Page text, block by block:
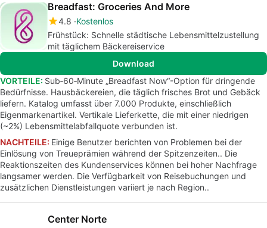
Breadfast: Groceries And More
4.8 Kostenlos
Frühstück: Schnelle städtische Lebensmittelzustellung
mit täglichem Bäckereiservice
Download
VORTEILE: Sub‑60‑Minute „Breadfast Now“-Option für dringende
Bedürfnisse. Hausbäckereien, die täglich frisches Brot und Gebäck
liefern. Katalog umfasst über 7.000 Produkte, einschließlich
Eigenmarkenartikel. Vertikale Lieferkette, die mit einer niedrigen
(~2%) Lebensmittelabfallquote verbunden ist.
NACHTEILE: Einige Benutzer berichten von Problemen bei der
Einlösung von Treueprämien während der Spitzenzeiten.. Die
Reaktionszeiten des Kundenservices können bei hoher Nachfrage
langsamer werden. Die Verfügbarkeit von Reisebuchungen und
zusätzlichen Dienstleistungen variiert je nach Region..
Center Norte